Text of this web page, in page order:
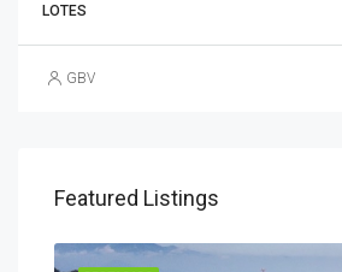
LOTES
GBV
Featured Listings